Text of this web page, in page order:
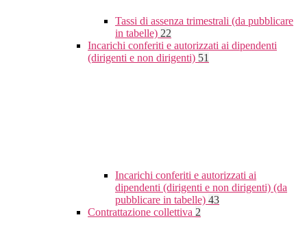
Tassi di assenza trimestrali (da pubblicare
in tabelle) 22
Incarichi conferiti e autorizzati ai dipendenti
(dirigenti e non dirigenti) 51
Incarichi conferiti e autorizzati ai
dipendenti (dirigenti e non dirigenti) (da
pubblicare in tabelle) 43
Contrattazione collettiva 2